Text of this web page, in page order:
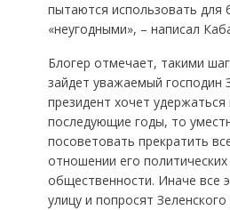
пытаются использовать для
«неугодными», – написал
Блогер отмечает, такими
зайдет уважаемый господин
президент хочет
последующие годы, то
посоветовать прекратить
отношении его
общественности. Иначе все
улицу и попросят